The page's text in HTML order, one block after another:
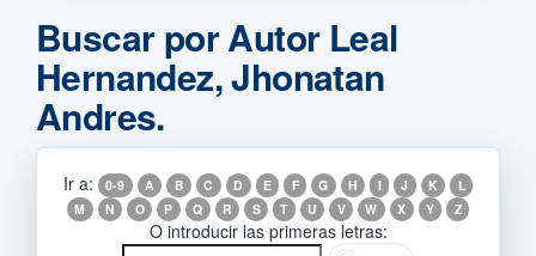
Buscar por Autor Leal
Hernandez, Jhonatan
Andres.
Ir a: 0-9 A B C D E F G H I J K
L
M
N O P Q R S T U V W X Y Z
O introducir las primeras letras: